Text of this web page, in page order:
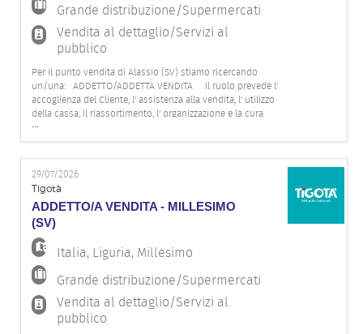
Grande distribuzione/Supermercati
Vendita al dettaglio/Servizi al
pubblico
Per il punto vendita di Alassio (SV) stiamo ricercando
un/una: ADDETTO/ADDETTA VENDITA Il ruolo prevede l'
accoglienza del Cliente, l' assistenza alla vendita, l' utilizzo
della cassa, il riassortimento, l' organizzazione e la cura
degli spazi espositivi e del magazzino. Il profilo ideale
dovrebbe possedere le seguenti caratteristich
...
29/07/2026
Tigotà
ADDETTO/A VENDITA - MILLESIMO
(SV)
Italia, Liguria, Millesimo
Grande distribuzione/Supermercati
Vendita al dettaglio/Servizi al
pubblico